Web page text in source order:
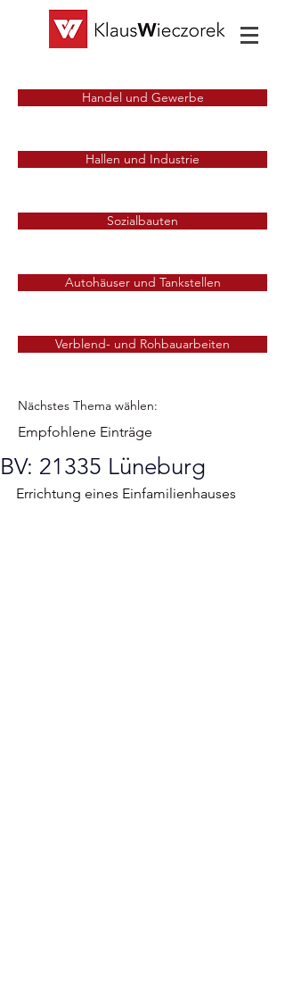
Handel und Gewerbe
Hallen und Industrie
Sozialbauten
Autohäuser und Tankstellen
Verblend- und Rohbauarbeiten
Nächstes Thema wählen:
Empfohlene Einträge
BV: 21335 Lüneburg
Errichtung eines Einfamilienhauses